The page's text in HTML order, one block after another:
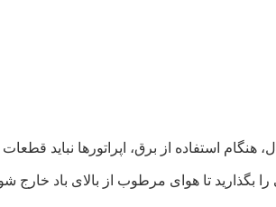
هنگام استفاده از برق، اپراتورها نباید
بگذارید تا هوای مرطوب از بالای باد